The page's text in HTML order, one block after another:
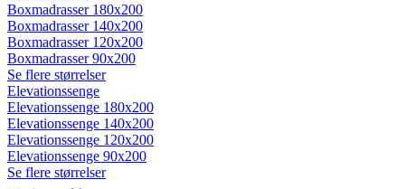
Boxmadrasser 180x200
Boxmadrasser 140x200
Boxmadrasser 120x200
Boxmadrasser 90x200
Se flere størrelser
Elevationssenge
Elevationssenge 180x200
Elevationssenge 140x200
Elevationssenge 120x200
Elevationssenge 90x200
Se flere størrelser